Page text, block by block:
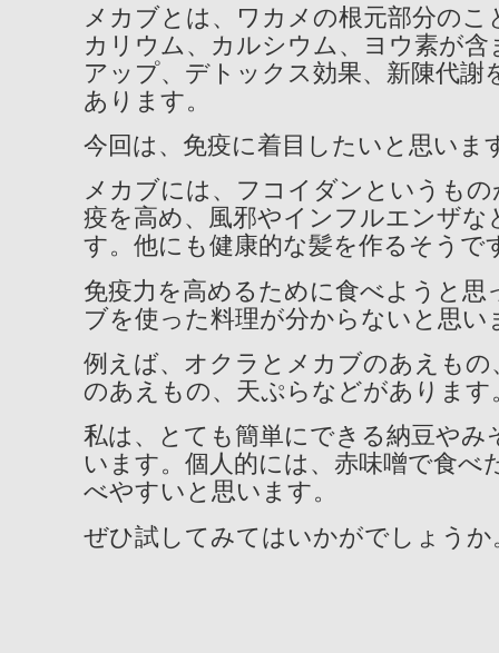
メカブとは、ワカメの根元部分の
カリウム、カルシウム、ヨウ素が
アップ、デトックス効果、新陳代謝
あります。
今回は、免疫に着目したいと思いま
メカブには、フコイダンというも
疫を高め、風邪やインフルエンザな
す。他にも健康的な髪を作るそうで
免疫力を高めるために食べようと
ブを使った料理が分からないと思い
例えば、オクラとメカブのあえも
のあえもの、天ぷらなどがあります
私は、とても簡単にできる納豆やみ
います。個人的には、赤味噌で食べ
べやすいと思います。
ぜひ試してみてはいかがでしょうか